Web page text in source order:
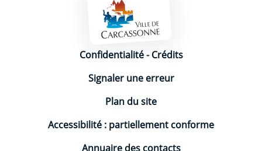
Mentions légales
Confidentialité-Crédits
Signaler une erreur
Plan du site
Accessibilité : partiellement conforme
Annuaire des contacts